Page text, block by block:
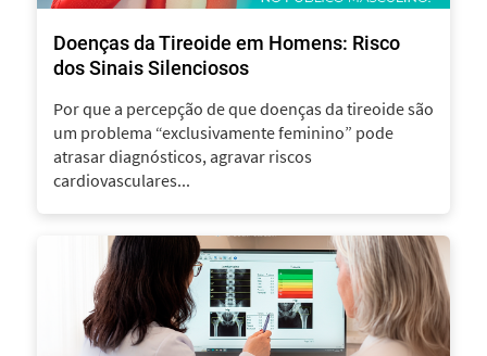
Doenças da Tireoide em Homens: Risco
dos Sinais Silenciosos
Por que a percepção de que doenças da tireoide são
um problema “exclusivamente feminino” pode
atrasar diagnósticos, agravar riscos
cardiovasculares...